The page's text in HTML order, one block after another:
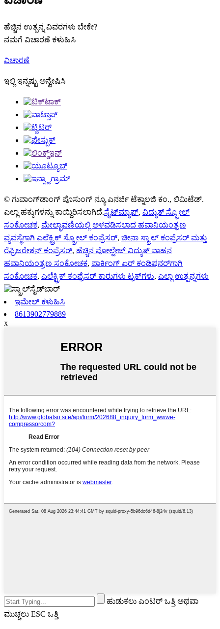
ಹೆಚ್ಚಿನ ಉತ್ಪನ್ನ ವಿವರಗಳು ಬೇಕೇ?
ನಮಗೆ ವಿಚಾರಣೆ ಕಳುಹಿಸಿ
ವಿಚಾರಣೆ
ಇಲ್ಲಿ ಇನ್ನಷ್ಟು ಅನ್ವೇಷಿಸಿ
© ಗುವಾಂಗ್‌ಡಾಂಗ್ ಪೊಸುಂಗ್ ನ್ಯೂ ಎನರ್ಜಿ ಟೆಕ್ನಾಲಜಿ ಕಂ., ಲಿಮಿಟೆಡ್.
ಎಲ್ಲಾ ಹಕ್ಕುಗಳನ್ನು ಕಾಯ್ದಿರಿಸಲಾಗಿದೆ.ಸೈಟ್‌ಮ್ಯಾಪ್, ವಿದ್ಯುತ್ ಸ್ಕ್ರೋಲ್
ಸಂಕೋಚಕ, ಮೇಲ್ಛಾವಣಿಯಲ್ಲಿ ಅಳವಡಿಸಲಾದ ಹವಾನಿಯಂತ್ರಣ
ವ್ಯವಸ್ಥೆಗಾಗಿ ಎಲೆಕ್ಟ್ರಿಕ್ ಸ್ಕ್ರೋಲ್ ಕಂಪ್ರೆಸರ್, ಚೀನಾ ಸ್ಕ್ರಾಲ್ ಕಂಪ್ರೆಸರ್ ಮತ್ತು
ರೆಫ್ರಿಜರೇಶನ್ ಕಂಪ್ರೆಸರ್, ಹೆಚ್ಚಿನ ವೋಲ್ಟೇಜ್ ವಿದ್ಯುತ್ ವಾಹನ
ಹವಾನಿಯಂತ್ರಣ ಸಂಕೋಚಕ, ಪಾರ್ಕಿಂಗ್ ಏರ್ ಕಂಡಿಷನರ್‌ಗಾಗಿ
ಸಂಕೋಚಕ, ಎಲೆಕ್ಟ್ರಿಕ್ ಕಂಪ್ರೆಸರ್ ಕಾರುಗಳು ಟ್ರಕ್‌ಗಳು, ಎಲ್ಲಾ ಉತ್ಪನ್ನಗಳು
ಇಮೇಲ್ ಕಳುಹಿಸಿ
8613902779889
x
ಹುಡುಕಲು ಎಂಟರ್ ಒತ್ತಿ ಅಥವಾ
ಮುಚ್ಚಲು ESC ಒತ್ತಿ